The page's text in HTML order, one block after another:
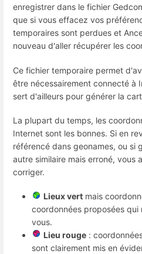
enregistrer dans le fichier
que si vous effacez vos
temporaires sont perdues et
nouveau d'aller récupérer les
Ce fichier temporaire permet
être nécessairement connecté à
sert d'ailleurs pour générer la
La plupart du temps, les
Internet sont les bonnes. Si en
référencé dans geonames, ou si
autre similaire mais erroné, vous
corriger.
Lieux vert mais
coordonnées proposées
vous.
Lieu rouge :
sont clairement mis en